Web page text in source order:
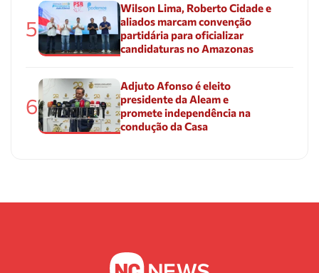
5
Wilson Lima, Roberto Cidade e
aliados marcam convenção
partidária para oficializar
candidaturas no Amazonas
6
Adjuto Afonso é eleito
presidente da Aleam e
promete independência na
condução da Casa